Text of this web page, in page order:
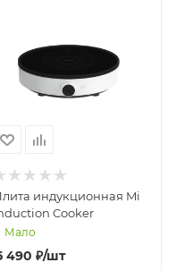
индукционная Mi
Cooker
Мало
490 ₽/шт